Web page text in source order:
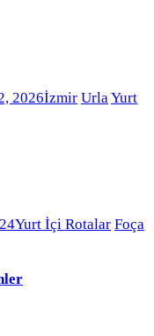
2026İzmir UrlaYurt
Yurt İçi Rotalar Foça